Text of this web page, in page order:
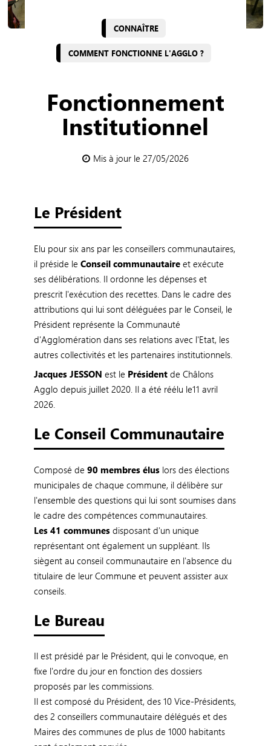
CONNAÎTRE
COMMENT FONCTIONNE L'AGGLO ?
Fonctionnement
Institutionnel
Mis à jour le 27/05/2026
Le Président
Elu pour six ans par les conseillers communautaires,
il préside le Conseil communautaireet exécute
ses délibérations. Il ordonne les dépenses et
prescrit l'exécution des recettes. Dans le cadre des
attributions qui lui sont déléguées par le Conseil, le
Président représente la Communauté
d'Agglomération dans ses relations avec l'Etat, les
autres collectivités et les partenaires institutionnels.
Jacques JESSON est le Président de Châlons
Agglo depuis juillet 2020. Il a été réélu le11 avril
2026.
Le Conseil Communautaire
Composé de 90 membres élus lors des élections
municipales de chaque commune, il délibère sur
l'ensemble des questions qui lui sont soumises dans
le cadre des compétences communautaires.
Les 41 communes disposant d'un unique
représentant ont également un suppléant. Ils
siègent au conseil communautaire en l'absence du
titulaire de leur Commune et peuvent assister aux
conseils.
Le Bureau
Il est présidé par le Président, qui le convoque, en
fixe l'ordre du jour en fonction des dossiers
proposés par les commissions.
Il est composé du Président, des 10 Vice-Présidents,
des 2 conseillers communautaire délégués et des
Maires des communes de plus de 1000 habitants